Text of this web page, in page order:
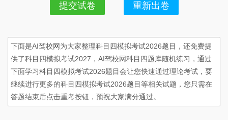
正确
错误
5、 单选 驾驶机动车遇到这样的行人怎样礼让？
提交试卷
重新出卷
下面是AI驾校网为大家整理科目四模拟考试2026题目，还免费提
供了科目四模拟考试2027，AI驾校网科目四题库随机练习，通过
下面学习科目四模拟考试2026题目会让您快速通过理论考试，要
继续进行更多的科目四模拟考试2026题目等相关试题，您只需在
答题结束后点击重考按钮，预祝大家满分通过。